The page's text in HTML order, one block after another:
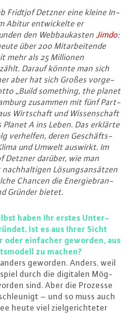
Fridtjof Detzner eine kleine In­
Abitur ent­wi­ckel­te er
den Web­bau­kas­ten Jimdo:
über 200 Mit­ar­bei­ten­de
mehr als 25 Millionen
Darauf könnte man sich
aber hat sich Großes vor­ge­
„Build something, the planet
zusammen mit fünf Part­
Wirt­schaft und Wis­sen­schaft
A ins Leben. Das erklärte
verhelfen, deren Ge­schäfts­
und Umwelt auswirkt. Im
darüber, wie man
Lö­sungs­an­sät­zen
Chancen die En­er­gie­bran­
Gründer bietet.
haben Ihr erstes Un­ter­
Ist es aus Ihrer Sicht
oder einfacher geworden, aus
zu machen?
geworden. Anders, weil
durch die digitalen Mög­
sind. Aber die Prozesse
– und so muss auch
heute viel ziel­ge­rich­te­ter